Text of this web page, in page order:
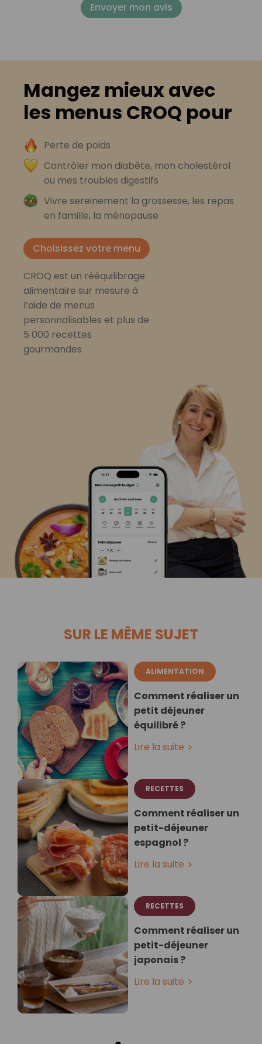
Envoyer mon avis
Mangez mieux avec
les menus CROQ pour
Perte de poids
Contrôler mon diabète, mon cholestérol
ou mes troubles digestifs
Vivre sereinement la grossesse, les repas
en famille, la ménopause
Choisissez votre menu
CROQ est un rééquilibrage
alimentaire sur mesure à
l’aide de menus
personnalisables et plus de
5 000 recettes
gourmandes
SUR LE MÊME SUJET
ALIMENTATION
Comment réaliser un
petit déjeuner
équilibré ?
Lire la suite
RECETTES
Comment réaliser un
petit-déjeuner
espagnol ?
Lire la suite
RECETTES
Comment réaliser un
petit-déjeuner
japonais ?
Lire la suite